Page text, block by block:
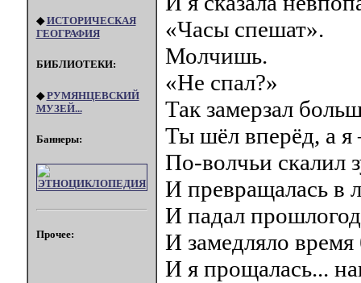
◆ИСТОРИЧЕСКАЯ
ГЕОГРАФИЯ
БИБЛИОТЕКИ:
◆РУМЯНЦЕВСКИЙ
МУЗЕЙ...
Баннеры:
Прочее:
«Часы спешат».
Молчишь.
«Не спал?»
Так замерзал
Ты шёл вперёд, а я
По-волчьи скалил
И превращалась в
И падал
И замедляло время
И я прощалась...